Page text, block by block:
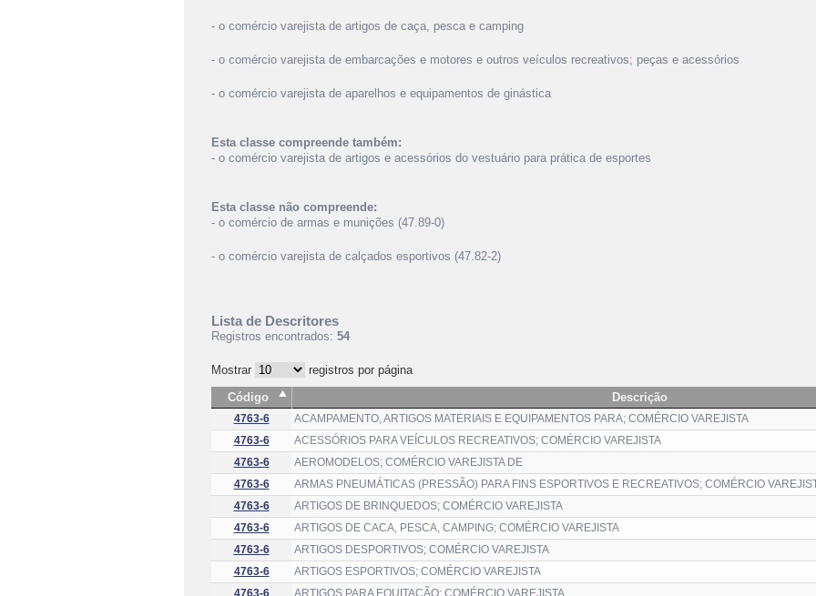
- o comércio varejista de artigos de caça, pesca e camping
- o comércio varejista de embarcações e motores e outros veículos recreativos; peças e acessórios
- o comércio varejista de aparelhos e equipamentos de ginástica
Esta classe compreende também:
- o comércio varejista de artigos e acessórios do vestuário para prática de esportes
Esta classe não compreende:
- o comércio de armas e munições (47.89-0)
- o comércio varejista de calçados esportivos (47.82-2)
Lista de Descritores
Registros encontrados: 54
Mostrar
registros por página
Código
Descrição
4763-6
ACAMPAMENTO, ARTIGOS MATERIAIS E EQUIPAMENTOS PARA; COMÉRCIO VAREJISTA
4763-6
ACESSÓRIOS PARA VEÍCULOS RECREATIVOS; COMÉRCIO VAREJISTA
4763-6
AEROMODELOS; COMÉRCIO VAREJISTA DE
4763-6
ARMAS PNEUMÁTICAS (PRESSÃO) PARA FINS ESPORTIVOS E RECREATIVOS; COMÉRCIO
4763-6
ARTIGOS DE BRINQUEDOS; COMÉRCIO VAREJISTA
4763-6
ARTIGOS DE CACA, PESCA, CAMPING; COMÉRCIO VAREJISTA
4763-6
ARTIGOS DESPORTIVOS; COMÉRCIO VAREJISTA
4763-6
ARTIGOS ESPORTIVOS; COMÉRCIO VAREJISTA
4763-6
ARTIGOS PARA EQUITAÇÃO; COMÉRCIO VAREJISTA